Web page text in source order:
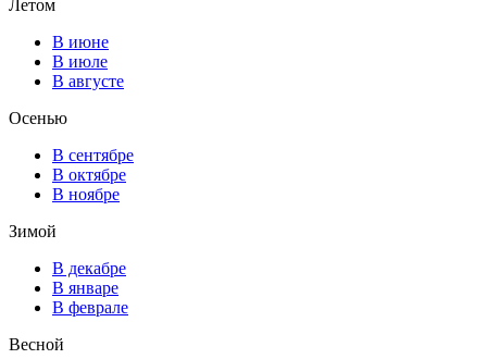
Летом
В июне
В июле
В августе
Осенью
В сентябре
В октябре
В ноябре
Зимой
В декабре
В январе
В феврале
Весной